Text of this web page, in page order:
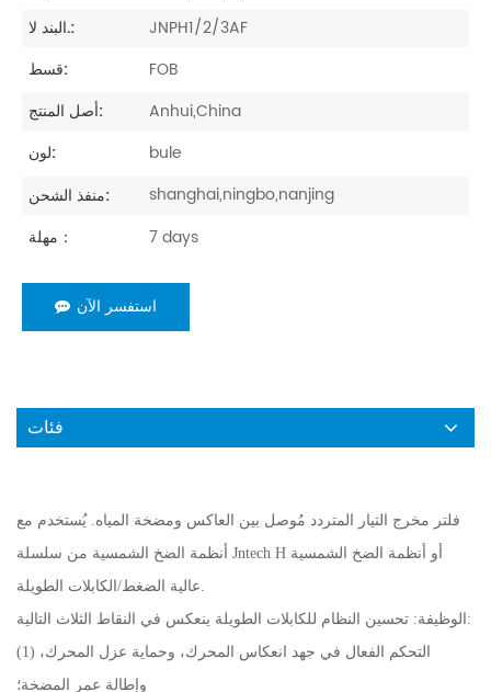
البند لا.:
JNPH1/2/3AF
قسط:
FOB
أصل المنتج:
Anhui,China
لون:
bule
منفذ الشحن:
shanghai,ningbo,nanjing
مهلة：
7 days
استفسر الآن
فئات
فلتر مخرج التيار المتردد مُوصل بين العاكس ومضخة المياه. يُستخدم مع
أنظمة الضخ الشمسية من سلسلة Jntech H أو أنظمة الضخ الشمسية
الوظيفة: تحسين النظام للكابلات الطويلة ينعكس في النقاط الثلاث التالية:
(1) التحكم الفعال في جهد انعكاس المحرك، وحماية عزل المحرك،
وإطالة عمر المضخة؛